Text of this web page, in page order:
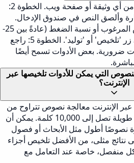
الخطوة 1: انسخ نص المصدر من أي وثيقة أو صفحة ويب. الخطوة 2:
وألصق النص في صندوق الإدخال.
الخطوة 3: حدد طول الملخص المرغوب أو نسبة الضغط (عادةً بين 25-
75%). الخطوة 4: اضغط على زر 'تلخيص' أو 'توليد'. الخطوة 5: راجع
ضرورية. بعض الأدوات تسمح أيضًا
التي يمكن للأدوات تلخيصها عبر
الإنترنت؟
الإنترنت معالجة نصوص تتراوح من
مقالات قصيرة إلى مستندات طويلة تصل إلى 10,000 كلمة. يمكن أن
نصوصًا أطول مثل الأبحاث أو فصول
مثلى، من الأفضل تلخيص أجزاء
منفصل، خاصة عند التعامل مع